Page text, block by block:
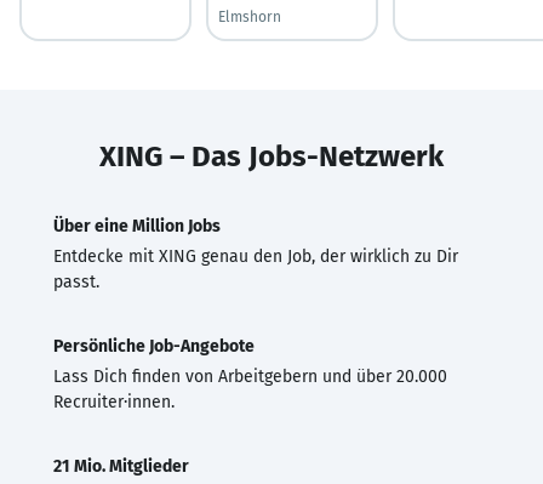
Elmshorn
XING – Das Jobs-Netzwerk
Über eine Million Jobs
Entdecke mit XING genau den Job, der wirklich zu Dir
passt.
Persönliche Job-Angebote
Lass Dich finden von Arbeitgebern und über 20.000
Recruiter·innen.
21 Mio. Mitglieder